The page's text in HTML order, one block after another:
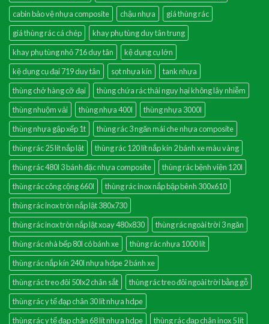
cabin bảo vệ nhựa composite
chậu nhựa
giá thùng rác
giá thùng rác cá chép
khay phụ tùng duy tân trung
khay phụ tùng nhỏ 716 duy tân
kệ dụng cụ lớn
kệ dụng cụ đại 719 duy tân
sọt nhựa kín
tank nhựa
thùng chở hàng cỡ đại
thùng chứa rác thải nguy hại không lây nhiễm
thùng nhuộm vải
thùng nhựa 400l
thùng nhựa 3000l
thùng nhựa gập xếp 1t
thùng rác 3 ngăn mái che nhựa composite
thùng rác 25 lít nắp lật
thùng rác 120 lít nắp kín 2 bánh xe màu vàng
thùng rác 480l 3 bánh đặc nhựa composite
thùng rác bệnh viện 120l
thùng rác công cộng 660l
thùng rác inox nắp bập bênh 300x610
thùng rác inox tròn nắp lật 380x730
thùng rác inox tròn nắp lật xoay 480x830
thùng rác ngoài trời 3 ngăn
thùng rác nhà bếp 80l có bánh xe
thùng rác nhựa 1000 lít
thùng rác nắp kín 240l nhựa hdpe 2 bánh xe
thùng rác treo đôi 50lx2 chân sắt
thùng rác treo đôi ngoài trời bằng gỗ
thùng rác y tế đạp chân 30 lít nhựa hdpe
thùng rác y tế đạp chân 68 lít nhựa hdpe
thùng rác đạp chân inox 5 lít